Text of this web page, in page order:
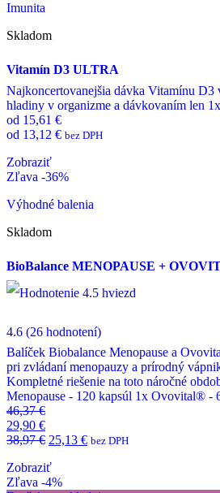
Imunita
Skladom
Vitamín D3 ULTRA
Najkoncertovanejšia dávka Vitamínu D3
hladiny v organizme a dávkovaním len
od 15,61 €
od 13,12 € bez DPH
Zobraziť
has
variants.
be
on
product
page
Zľava -36%
Výhodné balenia
Skladom
BioBalance MENOPAUSE +
4.6 (26 hodnotení)
Balíček Biobalance Menopause a
pri zvládaní menopauzy a prírodný
Kompletné riešenie na toto náročné
Menopause - 120 kapsúl 1x Ovovital® -
46,37€
29,90 €
38,97€ 25,13 € bez DPH
Zobraziť
Zľava -4%